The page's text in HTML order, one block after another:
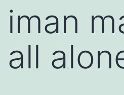
iman
all